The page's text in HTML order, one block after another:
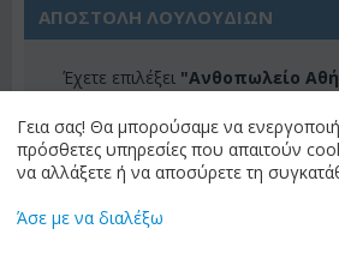
ΑΠΟΣΤΟΛΗ ΛΟΥΛΟΥΔΙΩΝ
Έχετε επιλέξει "Ανθοπωλείο
προορισμό αποστολής. Αν θέλετε
προορισμό, παρακαλώ επιλέξτε
προορισμού" για να δείτε τα
Γεια σας! Θα μπορούσαμε να
πρόσθετες υπηρεσίες που απαιτούν
να αλλάξετε ή να αποσύρετε τη
Άσε με να διαλέξω